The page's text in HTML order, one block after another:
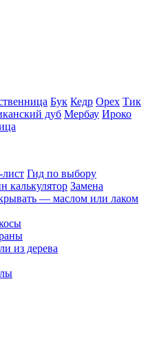
Бук Кедр Орех Тик
дуб Мербау Ироко
Гид по выбору
калькулятор Замена
— маслом или лаком
из дерева